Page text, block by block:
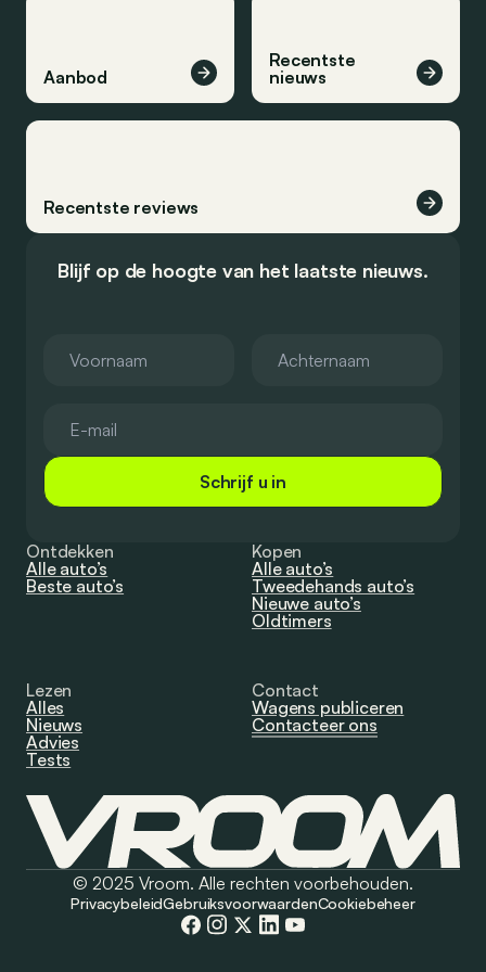
Aanbod
Recentste
nieuws
Recentste reviews
Blijf op de hoogte van het laatste nieuws.
Schrijf u in
Ontdekken
Alle auto’s
Beste auto’s
Kopen
Alle auto’s
Tweedehands auto’s
Nieuwe auto’s
Oldtimers
Lezen
Alles
Nieuws
Advies
Tests
Contact
Wagens publiceren
Contacteer ons
© 2025 Vroom. Alle rechten voorbehouden.
PrivacybeleidGebruiksvoorwaardenCookiebeheer